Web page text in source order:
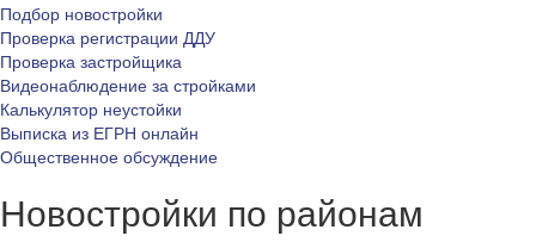
Подбор новостройки
Проверка регистрации ДДУ
Проверка застройщика
Видеонаблюдение за стройками
Калькулятор неустойки
Выписка из ЕГРН онлайн
Общественное обсуждение
Новостройки по районам